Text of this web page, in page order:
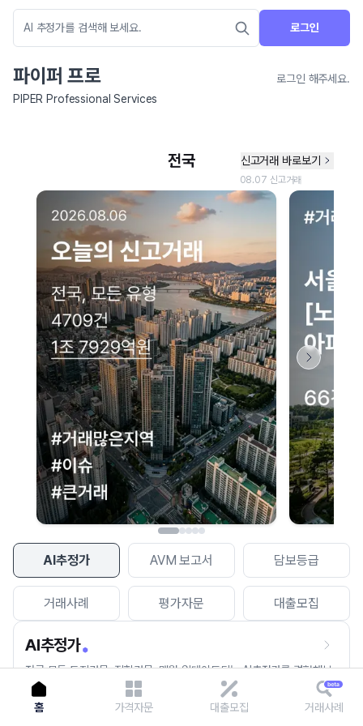
로그인
파이퍼 프로
로그인 해주세요.
PIPER Professional Services
AI추정가 AVM 보고서 담보등급
거래사례 평가자문 대출모집
AI추정가
전국 모든 토지건물, 집합건물, 매월 업데이트되는 AI추정가를 경험해보
세요.
네이버 지도 연결 안내
현재 네이버 지도 연결이 원활하지 않아 지도를 불러올 수 없습니다.
이용에 불편을 드려 죄송합니다.
다시 시도
홈 가격자문 대출모집 거래사례